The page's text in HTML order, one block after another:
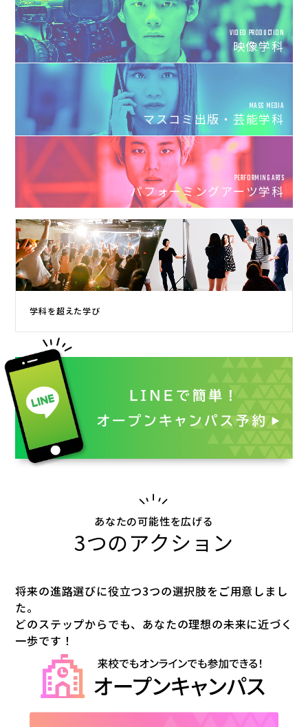
VIDEO PRODUCTION
映像学科
MASS MEDIA
マスコミ出版・芸能学科
PERFORMING ARTS
パフォーミングアーツ学科
学科を超えた学び
あなたの可能性を広げる
3つのアクション
将来の進路選びに役立つ3つの選択肢をご用意しまし
た。
どのステップからでも、あなたの理想の未来に近づく
一歩です！